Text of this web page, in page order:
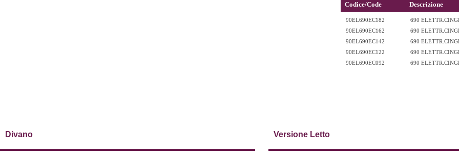
Codice/Code Descrizione
90EL690EC182
690
90EL690EC162
690
90EL690EC142
690
90EL690EC122
690
90EL690EC092
690
Divano Versione Letto